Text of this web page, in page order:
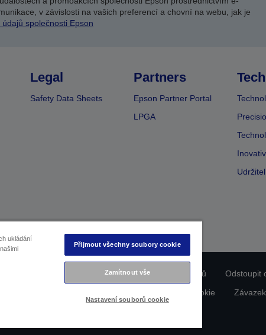
v závislosti na vašich preferencí a chovní na webu, jak je
společnosti Epson
Legal
Safety Data Sheets
Partners
Epson Partner Portal
LPGA
Prohlášení o ochraně osobních údajů Odstoupit
Informace o souborech cookie
ukládání
Přijmout všechny soubory cookie
Zamítnout vše
Nastavení souborů cookie